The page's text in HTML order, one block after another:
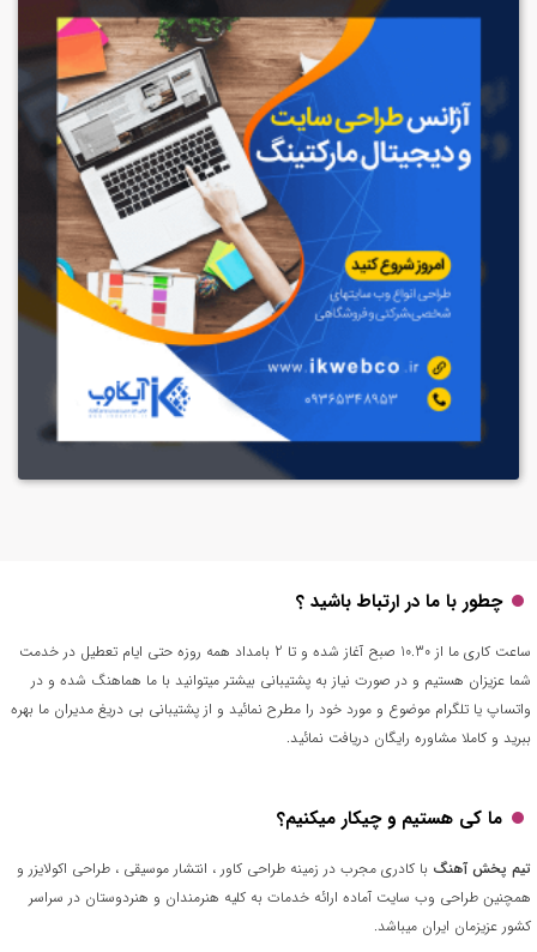
چطور با ما در ارتباط باشید ؟
ساعت کاری ما از 10.30 صبح آغاز شده و تا 2 بامداد همه روزه حتی ایام تعطیل در خدمت
شما عزیزان هستیم و در صورت نیاز به پشتیبانی بیشتر میتوانید با ما هماهنگ شده و در
واتساپ یا تلگرام موضوع و مورد خود را مطرح نمائید و از پشتیبانی بی دریغ مدیران ما بهره
ببرید و کاملا مشاوره رایگان دریافت نمائید.
ما کی هستیم و چیکار میکنیم؟
تیم پخش آهنگ با کادری مجرب در زمینه طراحی کاور ، انتشار موسیقی ، طراحی اکولایزر و
همچنین طراحی وب سایت آماده ارائه خدمات به کلیه هنرمندان و هنردوستان در سراسر
کشور عزیزمان ایران میباشد.